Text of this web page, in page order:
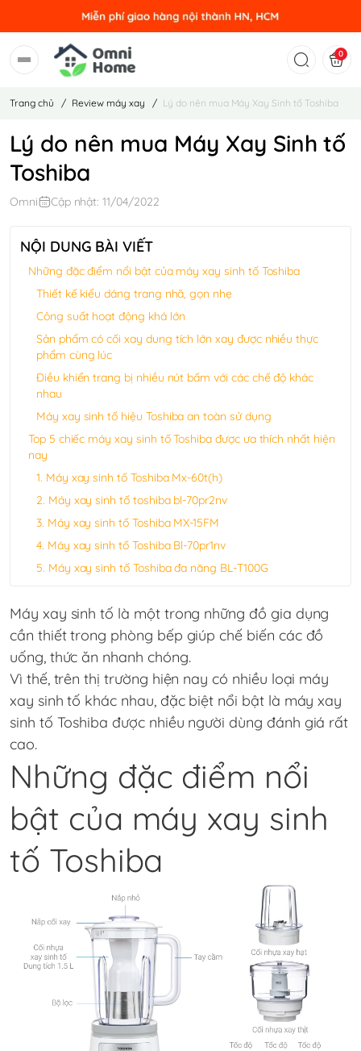
0
Trang chủ / Review máy xay / Lý do nên mua Máy Xay Sinh tố Toshiba
Lý do nên mua Máy Xay Sinh tố
Toshiba
Omni Cập nhật: 11/04/2022
NỘI DUNG BÀI VIẾT
Những đặc điểm nổi bật của máy xay sinh tố Toshiba
Thiết kế kiểu dáng trang nhã, gọn nhẹ
Công suất hoạt động khá lớn
Sản phẩm có cối xay dung tích lớn xay được nhiều thực
phẩm cùng lúc
Điều khiển trang bị nhiều nút bấm với các chế độ khác
nhau
Máy xay sinh tố hiệu Toshiba an toàn sử dụng
Top 5 chiếc máy xay sinh tố Toshiba được ưa thích nhất hiện
nay
1. Máy xay sinh tố Toshiba Mx-60t(h)
2. Máy xay sinh tố toshiba bl-70pr2nv
3. Máy xay sinh tố Toshiba MX-15FM
4. Máy xay sinh tố Toshiba Bl-70pr1nv
5. Máy xay sinh tố Toshiba đa năng BL-T100G
Máy xay sinh tố là một trong những đồ gia dụng
cần thiết trong phòng bếp giúp chế biến các đồ
uống, thức ăn nhanh chóng.
Vì thế, trên thị trường hiện nay có nhiều loại máy
xay sinh tố khác nhau, đặc biệt nổi bật là máy xay
sinh tố Toshiba được nhiều người dùng đánh giá rất
cao.
Những đặc điểm nổi
bật của máy xay sinh
tố Toshiba